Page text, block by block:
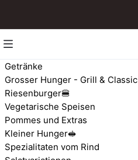
Getränke
Grosser Hunger - Grill & Classic
Riesenburger🍔
Vegetarische Speisen
Pommes und Extras
Kleiner Hunger🥪
Spezialitaten vom Rind
Getränke
Limo (Cola, Fanta,
Sprite, Eistee, etc.)